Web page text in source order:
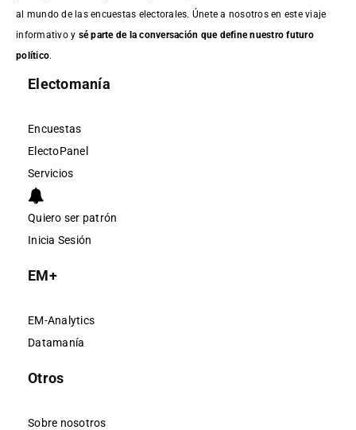
al mundo de las encuestas electorales. Únete a nosotros en este viaje
informativo y sé parte de la conversación que define nuestro futuro
político.
Electomanía
Encuestas
ElectoPanel
Servicios
Quiero ser patrón
Inicia Sesión
EM+
EM-Analytics
Datamanía
Otros
Sobre nosotros